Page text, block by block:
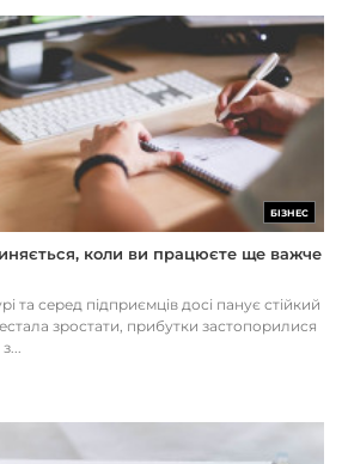
БІЗНЕС
коли ви працюєте ще важче
та серед підприємців досі панує стійкий
зростати, прибутки застопорилися